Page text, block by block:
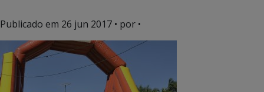
Publicado em 26 jun 2017 • por •